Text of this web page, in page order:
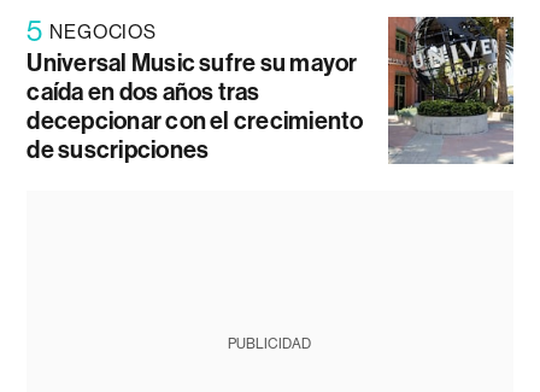
5 NEGOCIOS
Universal Music sufre su mayor
caída en dos años tras
decepcionar con el crecimiento
de suscripciones
PUBLICIDAD